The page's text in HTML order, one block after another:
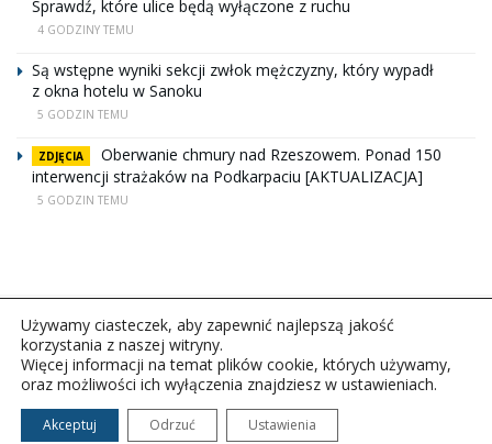
Sprawdź, które ulice będą wyłączone z ruchu
4 GODZINY TEMU
Są wstępne wyniki sekcji zwłok mężczyzny, który wypadł
z okna hotelu w Sanoku
5 GODZIN TEMU
ZDJĘCIA
Oberwanie chmury nad Rzeszowem. Ponad 150
interwencji strażaków na Podkarpaciu [AKTUALIZACJA]
5 GODZIN TEMU
Copyright © 2026Polskie Radio Rzeszów S.A. w likwidacj.
Wszelkie prawa zastrzeżone.
Używamy ciasteczek, aby zapewnić najlepszą jakość
korzystania z naszej witryny.
Więcej informacji na temat plików cookie, których używamy,
oraz możliwości ich wyłączenia znajdziesz w ustawieniach.
Akceptuj Odrzuć Ustawienia